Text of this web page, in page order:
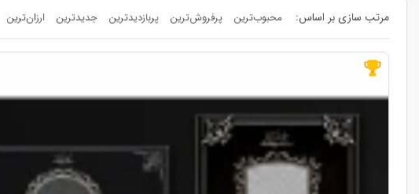
مرتب سازی بر اساس: محبوب‌ترین پرفروش‌ترین پربازدیدترین جدیدترین ارزان‌ترین